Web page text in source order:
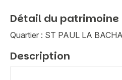
Détail du patrimoine
Quartier : ST PAUL LA
Description